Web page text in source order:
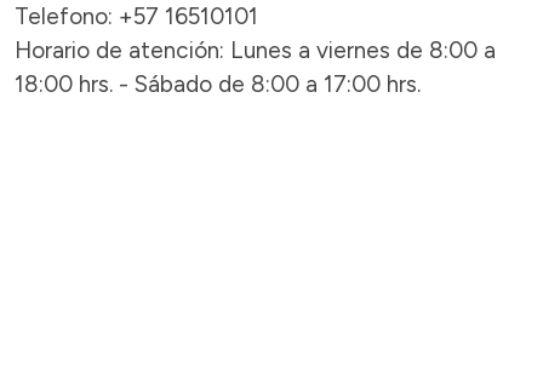
Telefono: +57 16510101
Horario de atención: Lunes a viernes de 8:00 a
18:00 hrs. - Sábado de 8:00 a 17:00 hrs.